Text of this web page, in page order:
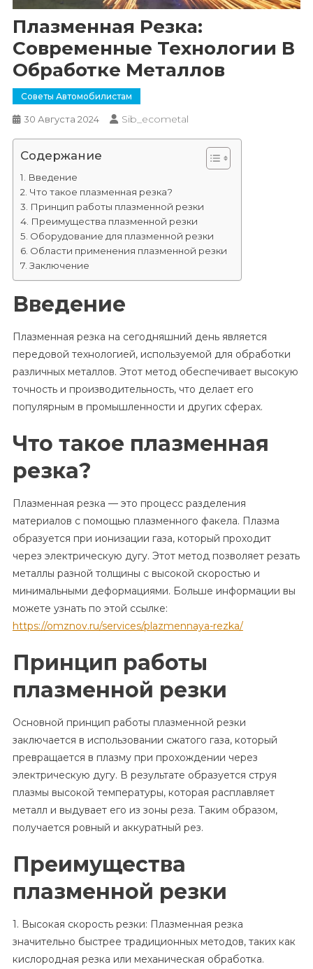
Плазменная Резка:
Современные Технологии В
Обработке Металлов
Советы Автомобилистам
30 Августа 2024 Sib_ecometal
Содержание
Введение
Что такое плазменная резка?
Принцип работы плазменной резки
Преимущества плазменной резки
Оборудование для плазменной резки
Области применения плазменной резки
Заключение
Введение
Плазменная резка на сегодняшний день является
передовой технологией, используемой для обработки
различных металлов. Этот метод обеспечивает высокую
точность и производительность, что делает его
популярным в промышленности и других сферах.
Что такое плазменная
резка?
Плазменная резка — это процесс разделения
материалов с помощью плазменного факела. Плазма
образуется при ионизации газа, который проходит
через электрическую дугу. Этот метод позволяет резать
металлы разной толщины с высокой скоростью и
минимальными деформациями. Больше информации вы
можете узнать по этой ссылке:
https://omznov.ru/services/plazmennaya-rezka/
Принцип работы
плазменной резки
Основной принцип работы плазменной резки
заключается в использовании сжатого газа, который
превращается в плазму при прохождении через
электрическую дугу. В результате образуется струя
плазмы высокой температуры, которая расплавляет
металл и выдувает его из зоны реза. Таким образом,
получается ровный и аккуратный рез.
Преимущества
плазменной резки
1. Высокая скорость резки: Плазменная резка
значительно быстрее традиционных методов, таких как
кислородная резка или механическая обработка.